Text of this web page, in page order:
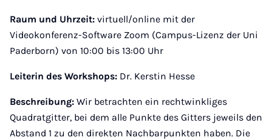
Raum und Uhrzeit: virtuell/online mit der
Videokonferenz-Software Zoom (Campus-Lizenz der Uni
Paderborn) von 10:00 bis 13:00 Uhr
Leiterin des Workshops: Dr. Kerstin Hesse
Beschreibung: Wir betrachten ein rechtwinkliges
Quadratgitter, bei dem alle Punkte des Gitters jeweils den
Abstand 1 zu den direkten Nachbarpunkten haben. Die